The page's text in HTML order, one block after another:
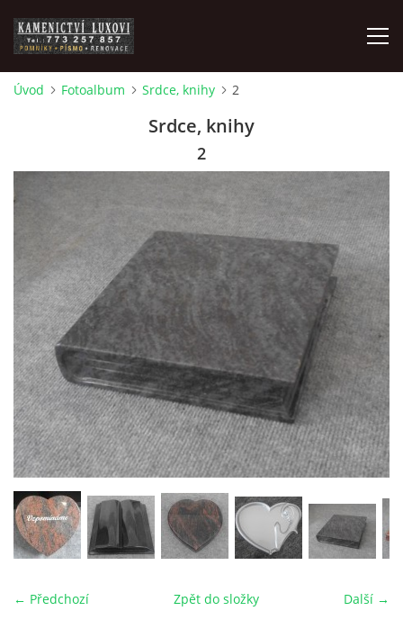
ČIŠTĚNÍ, BROUŠENÍ A RENOVACE
PÍSMO, PÍSKOVÁNÍ, GRAVÍROVÁNÍ, NÁHROBNÍ SKLO
POMNÍKOVÉ DOPLŇKY
FOTOPORCELÁN
VZORKOVNÍK KAMENE
FOTOALBUM
KONTAKT
Úvod Fotoalbum Srdce, knihy 2
Srdce, knihy
2
← Předchozí Další →
Zpět do složky